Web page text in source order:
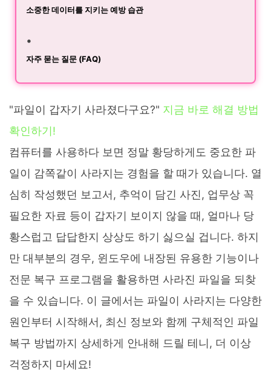
소중한 데이터를 지키는 예방 습관
자주 묻는 질문 (FAQ)
"파일이 갑자기 사라졌다구요?" 지금 바로 해결 방법
확인하기!
컴퓨터를 사용하다 보면 정말 황당하게도 중요한 파
일이 감쪽같이 사라지는 경험을 할 때가 있습니다. 열
심히 작성했던 보고서, 추억이 담긴 사진, 업무상 꼭
필요한 자료 등이 갑자기 보이지 않을 때, 얼마나 당
황스럽고 답답한지 상상도 하기 싫으실 겁니다. 하지
만 대부분의 경우, 윈도우에 내장된 유용한 기능이나
전문 복구 프로그램을 활용하면 사라진 파일을 되찾
을 수 있습니다. 이 글에서는 파일이 사라지는 다양한
원인부터 시작해서, 최신 정보와 함께 구체적인 파일
복구 방법까지 상세하게 안내해 드릴 테니, 더 이상
걱정하지 마세요!